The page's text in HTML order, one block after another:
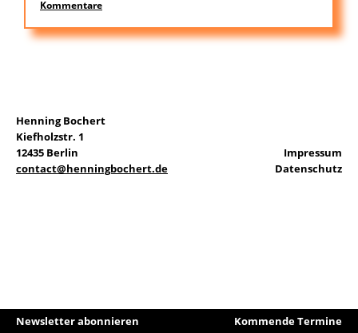
EN
nach:
Kommentare
Henning Bochert
Kiefholzstr. 1
12435 Berlin
contact@henningbochert.de
Impressum
Datenschutz
Newsletter abonnieren Kommende Termine